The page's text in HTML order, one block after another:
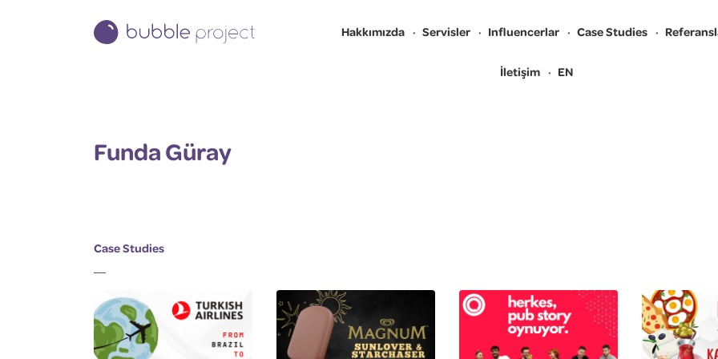
Hakkımızda Servisler Influencerlar Case Studies
İletişim EN
Funda Güray
Case Studies